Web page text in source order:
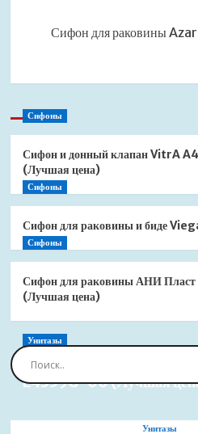
Сифон для раковины
Сифоны
Сифон и донный клапан VitrA
(Лучшая цена)
Сифоны
Сифон для раковины и биде
Сифоны
Сифон для раковины АНИ
(Лучшая цена)
Унитазы
Сиденье для унитаза
E4359G-00 (Лучшая
Унитазы